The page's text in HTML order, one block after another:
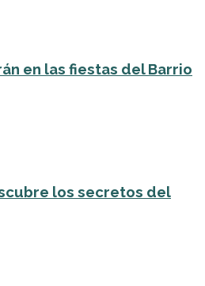
en las fiestas del Barrio
los secretos del